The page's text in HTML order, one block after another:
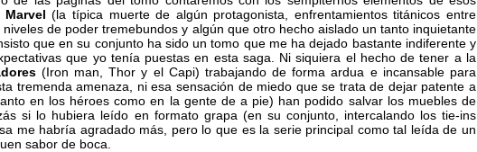
Marvel (la típica muerte de algún protagonista, enfrentamientos titánicos entre
de poder tremebundos y algún que otro hecho aislado un tanto inquietante
que en su conjunto ha sido un tomo que me ha dejado bastante indiferente y
que yo tenía puestas en esta saga. Ni siquiera el hecho de tener a la
(Iron man, Thor y el Capi) trabajando de forma ardua e incansable para
tremenda amenaza, ni esa sensación de miedo que se trata de dejar patente a
en los héroes como en la gente de a pie) han podido salvar los muebles de
si lo hubiera leído en formato grapa (en su conjunto, intercalando los tie-ins
me habría agradado más, pero lo que es la serie principal como tal leída de un
sabor de boca.